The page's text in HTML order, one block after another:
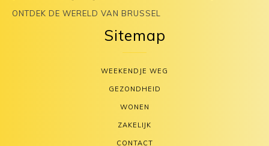
ONTDEK DE WERELD VAN BRUSSEL
Sitemap
WEEKENDJE WEG
GEZONDHEID
WONEN
ZAKELIJK
CONTACT